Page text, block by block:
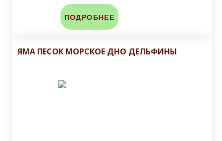
ПОДРОБНЕЕ
ЯМА ПЕСОК МОРСКОЕ ДНО ДЕЛЬФИНЫ